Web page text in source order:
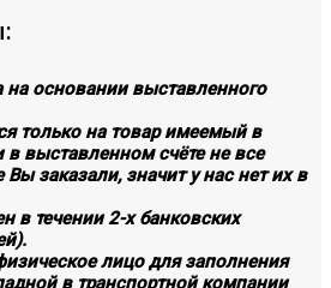
на основании выставленного
только на товар имеемый в
в выставленном счёте не все
заказали, значит у нас нет их в
в течении 2-х банковских
лицо для заполнения
в транспортной компании